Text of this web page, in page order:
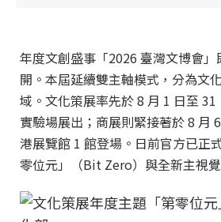
年度文創盛事「2026 臺灣文博會
開。本屆延續雙主軸模式，分為文
域。文化策展率先於 8 月 1 日至
實驗場展出；商展則緊接著於 8 月
港展覽館 1 館登場。日前官方已正
零位元」（Bit Zero）與全新主視覺